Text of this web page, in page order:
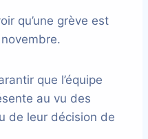
qu’une grève est
que l’équipe
au vu des
de leur décision de